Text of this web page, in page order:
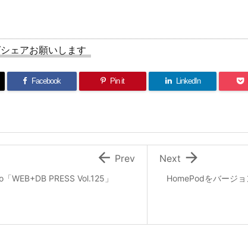
ェアお願いします
Facebook Pin it LinkedIn
HomePodをバージ

Next
「WEB+DB PRESS Vol.125」
 Prev